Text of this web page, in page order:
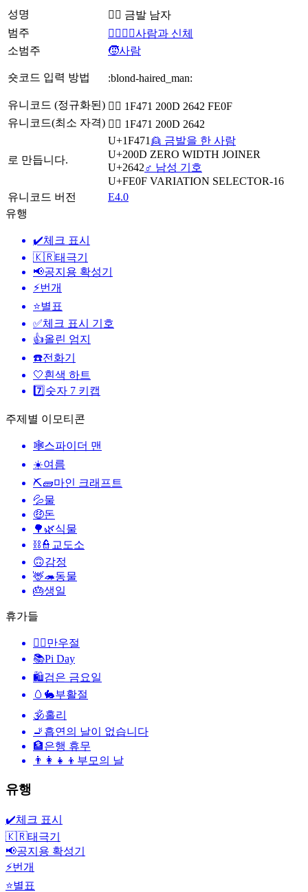
성명
👱‍♂️ 금발 남자
범주
👩‍❤️‍💋‍👨사람과 신체
소범주
🧒사람
숏코드 입력 방법 :blond-haired_man:
유니코드 (정규화된) 👱‍♂️ 1F471 200D 2642 FE0F
유니코드(최소 자격) 👱‍♂ 1F471 200D 2642
로 만듭니다.
U+1F471 👱 금발을 한 사람
U+200D ZERO WIDTH JOINER
U+2642♂️ 남성 기호
U+FE0F VARIATION SELECTOR-16
유니코드 버전
E4.0
유행
✔️체크 표시
🇰🇷태극기
📢공지용 확성기
⚡번개
⭐별표
✅체크 표시 기호
👍올린 엄지
☎️전화기
🤍흰색 하트
7️⃣ 숫자 7 키캡
주제별 이모티콘
🕸️스파이더 맨
☀️여름
⛏🧱마인 크래프트
💦물
🤑돈
🌳🌿식물
⛓️👮 교도소
🙃감정
🦌🦔동물
🎂생일
휴가들
🙆‍♂️만우절
📚Pi Day
🛍검은 금요일
🥚🐇부활절
🕉홀리
🚬 흡연의 날이 없습니다
🏦은행 휴무
👨‍👩‍👧‍👦 부모의 날
유행
✔️체크 표시
🇰🇷태극기
📢공지용 확성기
⚡번개
⭐별표